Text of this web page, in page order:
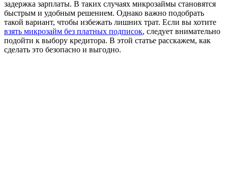
задержка зарплаты. В таких случаях микрозаймы становятся
быстрым и удобным решением. Однако важно подобрать
такой вариант, чтобы избежать лишних трат. Если вы хотите
взять микрозайм без платных подписок, следует внимательно
подойти к выбору кредитора. В этой статье расскажем, как
сделать это безопасно и выгодно.